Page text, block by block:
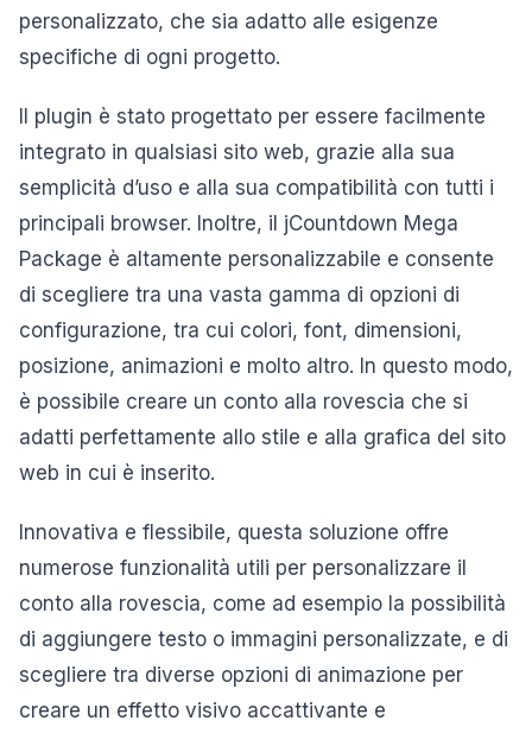
personalizzato, che sia adatto alle esigenze
specifiche di ogni progetto.
Il plugin è stato progettato per essere facilmente
integrato in qualsiasi sito web, grazie alla sua
semplicità d’uso e alla sua compatibilità con tutti i
principali browser. Inoltre, il jCountdown Mega
Package è altamente personalizzabile e consente
di scegliere tra una vasta gamma di opzioni di
configurazione, tra cui colori, font, dimensioni,
posizione, animazioni e molto altro. In questo modo,
è possibile creare un conto alla rovescia che si
adatti perfettamente allo stile e alla grafica del sito
web in cui è inserito.
Innovativa e flessibile, questa soluzione offre
numerose funzionalità utili per personalizzare il
conto alla rovescia, come ad esempio la possibilità
di aggiungere testo o immagini personalizzate, e di
scegliere tra diverse opzioni di animazione per
creare un effetto visivo accattivante e